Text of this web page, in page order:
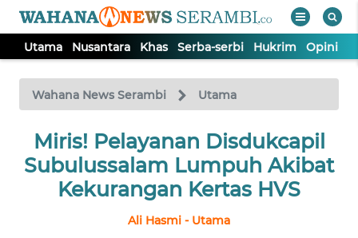
Utama Nusantara Khas Serba-serbi Hukrim Opini
Wahana News Serambi Utama
Miris! Pelayanan Disdukcapil
Subulussalam Lumpuh Akibat
Kekurangan Kertas HVS
Ali Hasmi - Utama
TV
Tutup
UTAMA
NUSANTARA